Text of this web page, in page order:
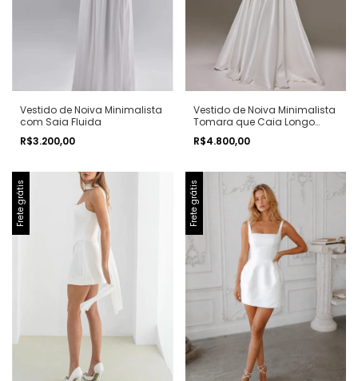
Vestido de Noiva Minimalista
com Saia Fluida
R$3.200,00
Vestido de Noiva Minimalista
Tomara que Caia Longo
Moderno assimétrico
R$4.800,00
Frete grátis Frete grátis